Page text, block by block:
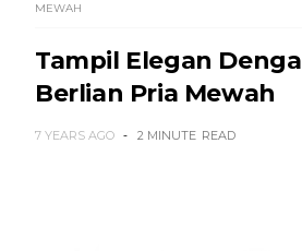
MEWAH
Tampil Elegan
Berlian Pria Mewah
7 YEARS AGO 2 MINUTE READ